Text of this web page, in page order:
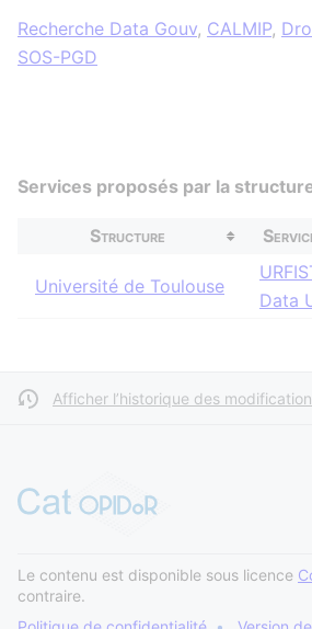
Recherche Data Gouv, CALMIP,
SOS-PGD
Services proposés par la
Structure
Université de Toulouse
Data
Afficher l’historique des
Le contenu est disponible sous licence
contraire.